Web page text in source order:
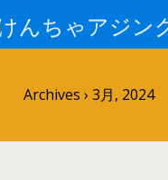
Archives › 3月, 2024